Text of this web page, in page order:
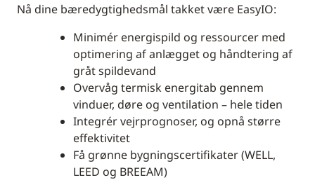
Nå dine bæredygtighedsmål takket være EasyIO:
Minimér energispild og ressourcer med
optimering af anlægget og håndtering af
gråt spildevand
Overvåg termisk energitab gennem
vinduer, døre og ventilation – hele tiden
Integrér vejrprognoser, og opnå større
effektivitet
Få grønne bygningscertifikater (WELL,
LEED og BREEAM)